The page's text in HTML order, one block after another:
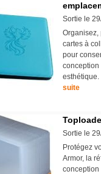
Sortie le
Organisez,
cartes à
pour
conception
suite
Sortie le
Protégez
Armor, la
conception